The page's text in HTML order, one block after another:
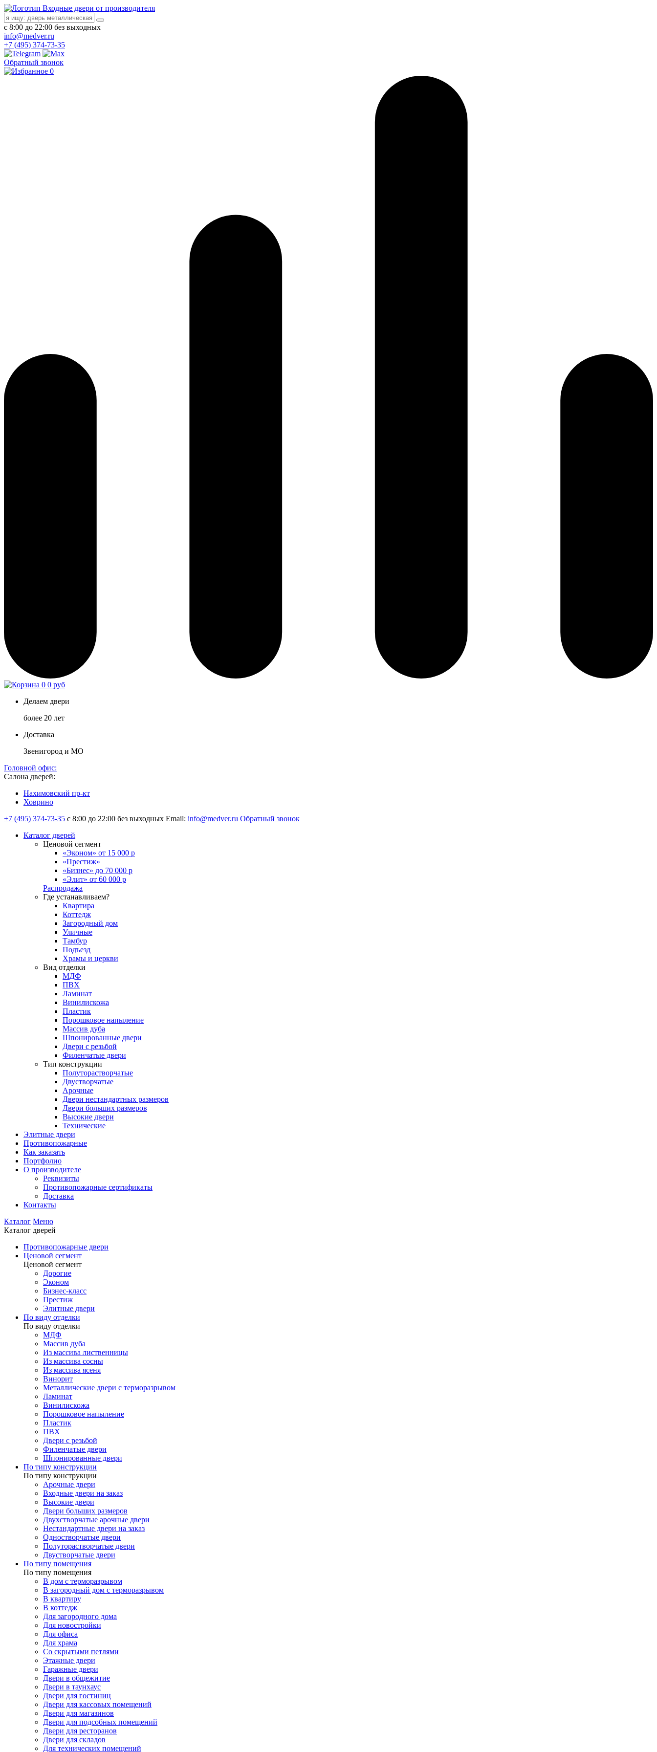
Входные двери от производителя
с 8:00 до 22:00 без выходных
info@medver.ru
+7 (495) 374-73-35
Обратный звонок
0
0 0 руб
Делаем двери
более 20 лет
Доставка
Звенигород и МО
Головной офис:
Салона дверей:
Нахимовский пр-кт
Ховрино
+7 (495) 374-73-35 с 8:00 до 22:00 без выходных Email: info@medver.ru Обратный звонок
Каталог дверей
Ценовой сегмент
«Эконом» от 15 000 р
«Престиж»
«Бизнес» до 70 000 р
«Элит» от 60 000 р
Распродажа
Где устанавливаем?
Квартира
Коттедж
Загородный дом
Уличные
Тамбур
Подъезд
Храмы и церкви
Вид отделки
МДФ
ПВХ
Ламинат
Винилискожа
Пластик
Порошковое напыление
Массив дуба
Шпонированные двери
Двери с резьбой
Филенчатые двери
Тип конструкции
Полуторастворчатые
Двустворчатые
Арочные
Двери нестандартных размеров
Двери больших размеров
Высокие двери
Технические
Элитные двери
Противопожарные
Как заказать
Портфолио
О производителе
Реквизиты
Противопожарные сертификаты
Доставка
Контакты
Каталог Меню
Каталог дверей
Противопожарные двери
Ценовой сегмент
Ценовой сегмент
Дорогие
Эконом
Бизнес-класс
Престиж
Элитные двери
По виду отделки
По виду отделки
МДФ
Массив дуба
Из массива лиственницы
Из массива сосны
Из массива ясеня
Винорит
Металлические двери с терморазрывом
Ламинат
Винилискожа
Порошковое напыление
Пластик
ПВХ
Двери с резьбой
Филенчатые двери
Шпонированные двери
По типу конструкции
По типу конструкции
Арочные двери
Входные двери на заказ
Высокие двери
Двери больших размеров
Двухстворчатые арочные двери
Нестандартные двери на заказ
Одностворчатые двери
Полуторастворчатые двери
Двустворчатые двери
По типу помещения
По типу помещения
В дом с терморазрывом
В загородный дом с терморазрывом
В квартиру
В коттедж
Для загородного дома
Для новостройки
Для офиса
Для храма
Со скрытыми петлями
Этажные двери
Гаражные двери
Двери в общежитие
Двери в таунхаус
Двери для гостиниц
Двери для кассовых помещений
Двери для магазинов
Двери для подсобных помещений
Двери для ресторанов
Двери для складов
Для технических помещений